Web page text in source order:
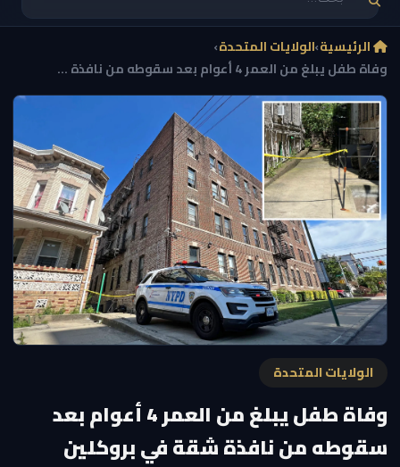
الرئيسية›الولايات المتحدة›
وفاة طفل يبلغ من العمر 4 أعوام بعد سقوطه من نافذة ...
الولايات المتحدة
وفاة طفل يبلغ من العمر 4 أعوام بعد
سقوطه من نافذة شقة في بروكلين